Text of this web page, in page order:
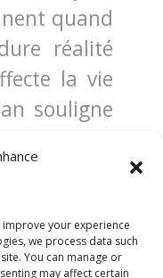
your experience
we process data such
You can manage or
may affect certain
quand
réalité
la vie
souligne
et
moqueur
les gens